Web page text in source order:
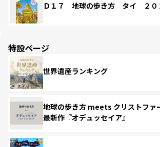
Ｄ１７ 地球の歩き方 タイ ２０
特設ページ
世界遺産ランキング
地球の歩き方 meets クリストファ
最新作『オデュッセイア』